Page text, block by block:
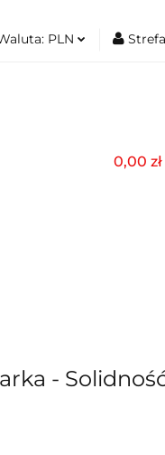
PLN
Dodaj
0,00 zł
-